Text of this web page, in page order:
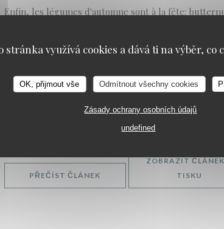
stránka využívá cookies a dává ti na výběr, co
OK, přijmout vše Odmítnout všechny cookies
Zásady ochrany osobních údajů
undefined
Enfin, les légumes d'automne sont à la fête:
Certains plats sont même servis directement par le
précédents.
Desserts au top niveau, avec un coquin baba au
PŘEČÍST ČLÁNEK ((OTEVŘE SE V NOVÉM OKNĚ))
ZOBRAZIT
TISKU
Les Animés